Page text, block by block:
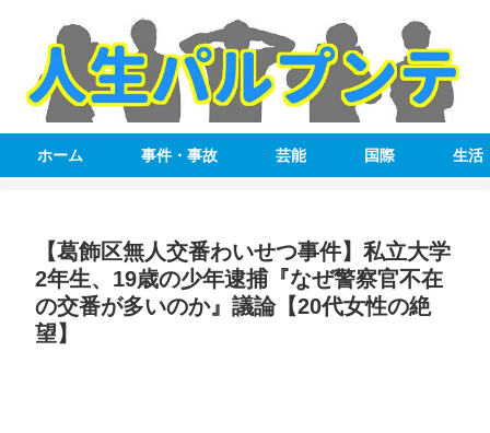
ホーム 事件・事故 芸能 国際 生活
【葛飾区無人交番わいせつ事件】私立大学
2年生、19歳の少年逮捕『なぜ警察官不在
の交番が多いのか』議論【20代女性の絶
望】